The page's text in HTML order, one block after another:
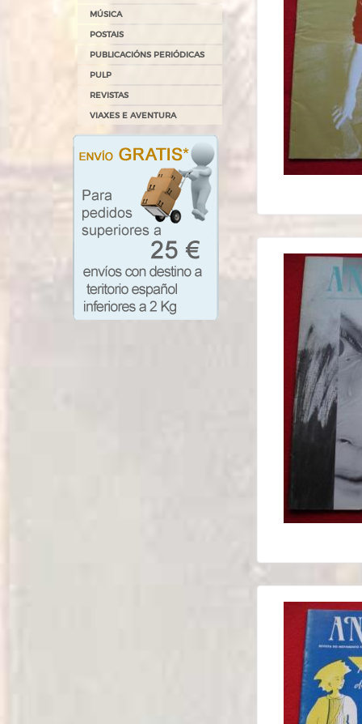
MÚSICA
POSTAIS
PUBLICACIÓNS PERIÓDICAS
PULP
REVISTAS
VIAXES E AVENTURA